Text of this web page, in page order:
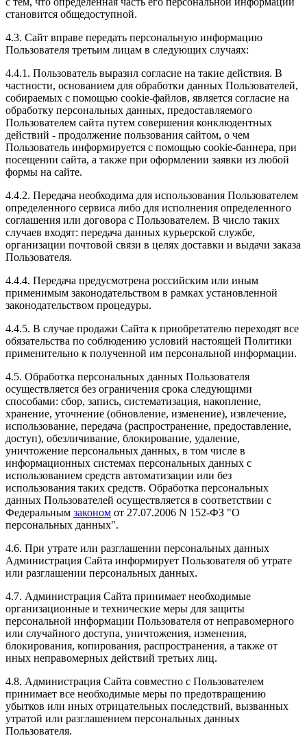
становится общедоступной.
4.3. Сайт вправе передать персональную информацию
Пользователя третьим лицам в следующих случаях:
4.4.1. Пользователь выразил согласие на такие действия. В
частности, основанием для обработки данных Пользователей,
собираемых с помощью cookie-файлов, является согласие на
обработку персональных данных, предоставляемого
Пользователем сайта путем совершения конклюдентных
действий - продолжение пользования сайтом, о чем
Пользователь информируется с помощью cookie-баннера, при
посещении сайта, а также при оформлении заявки из любой
формы на сайте.
4.4.2. Передача необходима для использования Пользователем
определенного сервиса либо для исполнения определенного
соглашения или договора с Пользователем. В число таких
случаев входят: передача данных курьерской службе,
организации почтовой связи в целях доставки и выдачи заказа
Пользователя.
4.4.4. Передача предусмотрена российским или иным
применимым законодательством в рамках установленной
законодательством процедуры.
4.4.5. В случае продажи Сайта к приобретателю переходят все
обязательства по соблюдению условий настоящей Политики
применительно к полученной им персональной информации.
4.5. Обработка персональных данных Пользователя
осуществляется без ограничения срока следующими
способами: сбор, запись, систематизация, накопление,
хранение, уточнение (обновление, изменение), извлечение,
использование, передача (распространение, предоставление,
доступ), обезличивание, блокирование, удаление,
уничтожение персональных данных, в том числе в
информационных системах персональных данных с
использованием средств автоматизации или без
использования таких средств. Обработка персональных
данных Пользователей осуществляется в соответствии с
Федеральным законом от 27.07.2006 N 152-ФЗ "О
персональных данных".
4.6. При утрате или разглашении персональных данных
Администрация Сайта информирует Пользователя об утрате
или разглашении персональных данных.
4.7. Администрация Сайта принимает необходимые
организационные и технические меры для защиты
персональной информации Пользователя от неправомерного
или случайного доступа, уничтожения, изменения,
блокирования, копирования, распространения, а также от
иных неправомерных действий третьих лиц.
4.8. Администрация Сайта совместно с Пользователем
принимает все необходимые меры по предотвращению
убытков или иных отрицательных последствий, вызванных
утратой или разглашением персональных данных
Пользователя.